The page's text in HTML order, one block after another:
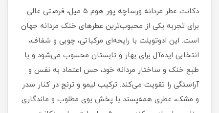
دکانت عطر مردانه ورساچه پور هوم ۵ میل، فرصتی عالی
برای تجربه یکی از محبوب‌ترین عطرهای خنک مردانه جهان
است. این ادوتویلت با رایحه‌ای مرکباتی، چوبی و شفاف،
انتخابی ایده‌آل برای بهار و تابستان محسوب می‌شود و با
طبع خنک و ساختار مردانه خود، حس اعتماد به‌ نفس و
آراستگی را تقویت می‌کند. ترکیب لیمو و ترنج در کنار سدر
و مشک، عطری همه‌پسند با پخش بوی مطلوب و ماندگاری